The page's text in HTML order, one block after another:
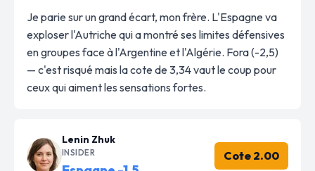
Je parie sur un grand écart, mon frère. L'Espagne va
exploser l'Autriche qui a montré ses limites défensives
en groupes face à l'Argentine et l'Algérie. Fora (-2,5)
— c'est risqué mais la cote de 3,34 vaut le coup pour
ceux qui aiment les sensations fortes.
Lenin Zhuk
INSIDER Cote 2.00